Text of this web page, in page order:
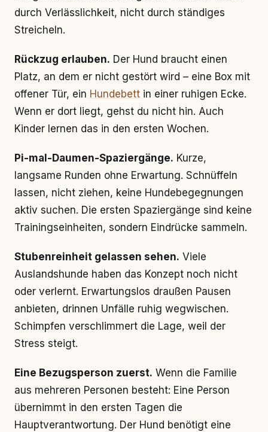
durch Verlässlichkeit, nicht durch ständiges
Streicheln.
Rückzug erlauben. Der Hund braucht einen
Platz, an dem er nicht gestört wird – eine Box mit
offener Tür, ein Hundebett in einer ruhigen Ecke.
Wenn er dort liegt, gehst du nicht hin. Auch
Kinder lernen das in den ersten Wochen.
Pi-mal-Daumen-Spaziergänge. Kurze,
langsame Runden ohne Erwartung. Schnüffeln
lassen, nicht ziehen, keine Hundebegegnungen
aktiv suchen. Die ersten Spaziergänge sind keine
Trainingseinheiten, sondern Eindrücke sammeln.
Stubenreinheit gelassen sehen. Viele
Auslandshunde haben das Konzept noch nicht
oder verlernt. Erwartungslos draußen Pausen
anbieten, drinnen Unfälle ruhig wegwischen.
Schimpfen verschlimmert die Lage, weil der
Stress steigt.
Eine Bezugsperson zuerst. Wenn die Familie
aus mehreren Personen besteht: Eine Person
übernimmt in den ersten Tagen die
Hauptverantwortung. Der Hund benötigt eine